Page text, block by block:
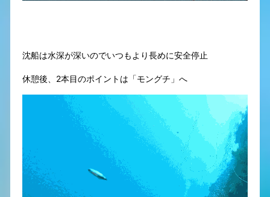
沈船は水深が深いのでいつもより長めに安全停止
休憩後、2本目のポイントは「モングチ」へ